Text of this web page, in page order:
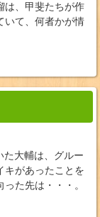
は、甲斐たちが作
いて、何者かが情
た大輔は、グルー
キがあったことを
た先は・・・。